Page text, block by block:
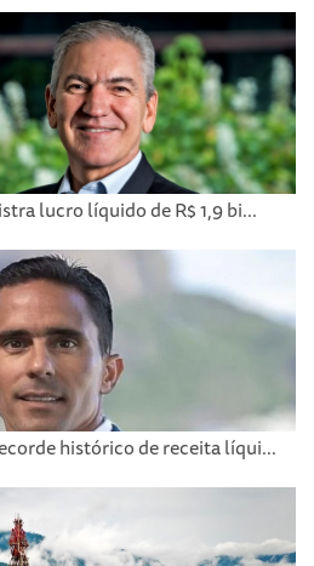
lucro líquido de R$ 1,9 bi...
histórico de receita líqui...